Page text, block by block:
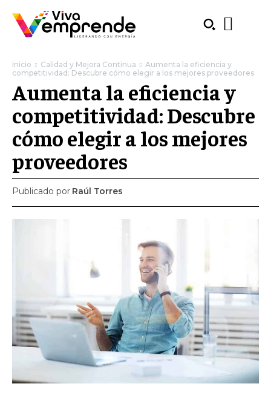
Welcome to Liberty Case
We have a curated list of the most noteworthy news from all
across the globe. With any subscription plan, you get access
toexclusive articlesthat let you stay ahead of the curve.
Your Profile
PUBLIC OPINION
Inicio Calidad y Mejora Continua
Aumenta la eficiencia y
competitividad: Descubre cómo elegir a los mejores proveedores
Aumenta la eficiencia y
competitividad: Descubre
cómo elegir a los mejores
proveedores
Publicado por Raúl Torres